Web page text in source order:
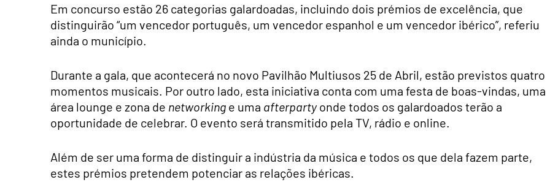
Em concurso estão 26 categorias galardoadas, incluindo dois prémios de excelência, que
distinguirão “um vencedor português, um vencedor espanhol e um vencedor ibérico”, referiu
ainda o município.
Durante a gala, que acontecerá no novo Pavilhão Multiusos 25 de Abril, estão previstos quatro
momentos musicais. Por outro lado, esta iniciativa conta com uma festa de boas-vindas, uma
área lounge e zona de networking e uma afterpartyonde todos os galardoados terão a
oportunidade de celebrar. O evento será transmitido pela TV, rádio e online.
Além de ser uma forma de distinguir a indústria da música e todos os que dela fazem parte,
estes prémios pretendem potenciar as relações ibéricas.